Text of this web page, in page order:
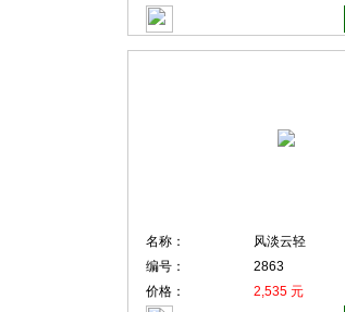
名称：
风淡云轻
编号：
2863
价格：
2,535 元